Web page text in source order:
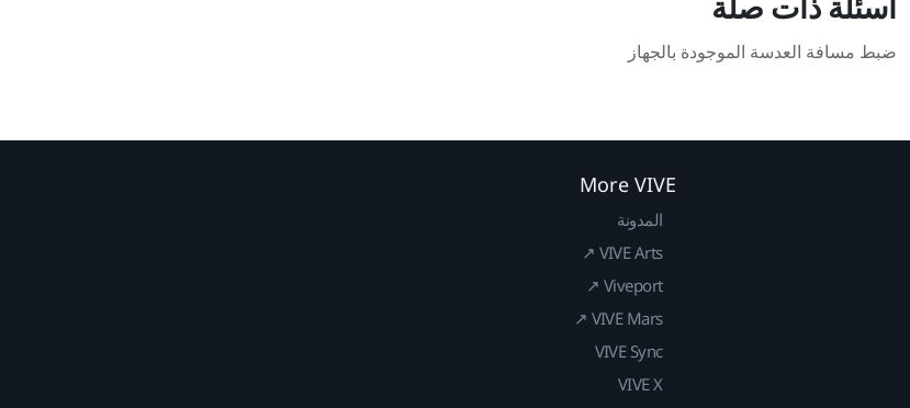
أسئلة ذات صلة
ضبط مسافة العدسة الموجودة بالجهاز
More VIVE
المدونة
VIVE Arts ↗
Viveport ↗
VIVE Mars ↗
VIVE Sync
VIVE X